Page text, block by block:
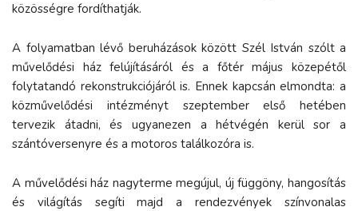
közösségre fordíthatják.
A folyamatban lévő beruházások között Szél István szólt a
művelődési ház felújításáról és a főtér május közepétől
folytatandó rekonstrukciójáról is. Ennek kapcsán elmondta: a
közművelődési intézményt szeptember első hetében
tervezik átadni, és ugyanezen a hétvégén kerül sor a
szántóversenyre és a motoros találkozóra is.
A művelődési ház nagyterme megújul, új függöny, hangosítás
és világítás segíti majd a rendezvények színvonalas